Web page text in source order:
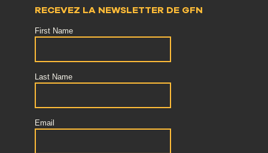
RECEVEZ LA NEWSLETTER DE GFN